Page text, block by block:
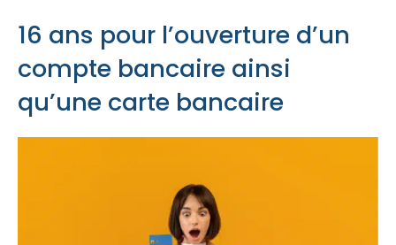
16 ans pour l’ouverture d’un
compte bancaire ainsi
qu’une carte bancaire